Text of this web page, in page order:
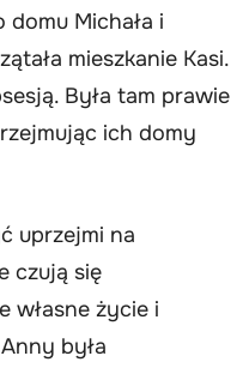
domu Michała i
mieszkanie Kasi.
Była tam prawie
ich domy
uprzejmi na
czują się
własne życie i
była